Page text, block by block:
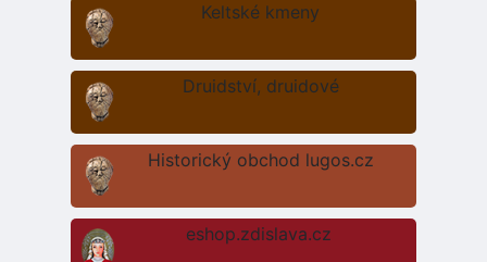
Keltské kmeny
Druidství, druidové
Historický obchod lugos.cz
eshop.zdislava.cz